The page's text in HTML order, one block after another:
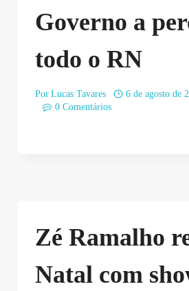
Governo a
todo o RN
Por Lucas Tavares
6 de agosto de
0 Comentários
Zé Ramalho
Natal com